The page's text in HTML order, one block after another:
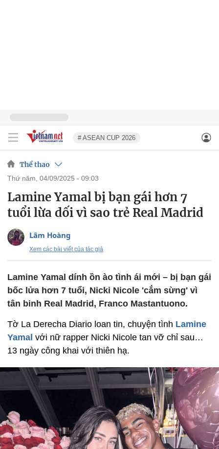
# ASEAN CUP 2026
Thể thao
thứ năm, 04/09/2025 - 09:03
Lamine Yamal bị bạn gái hơn 7
tuổi lừa dối vì sao trẻ Real Madrid
Lâm Hoàng
Xem các bài viết của tác giả
Lamine Yamal dính ồn ào tình ái mới – bị bạn gái
bốc lửa hơn 7 tuổi, Nicki Nicole 'cắm sừng' vì
tân binh Real Madrid, Franco Mastantuono.
Tờ La Derecha Diario loan tin, chuyện tình Lamine
Yamal với nữ rapper Nicki Nicole tan vỡ chỉ sau…
13 ngày công khai với thiên hạ.